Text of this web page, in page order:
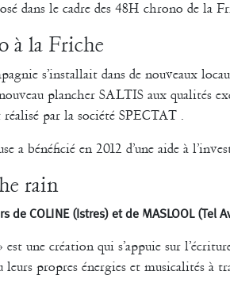
dans le cadre des 48H chrono de la
à la Friche
s’installait dans de nouveaux
plancher SALTIS aux qualités
réalisé par la société SPECTAT .
a bénéficié en 2012 d’une aide à
rain
de COLINE (Istres) et de MASLOOL (Tel
une création qui s’appuie sur
leurs propres énergies et musicalités à